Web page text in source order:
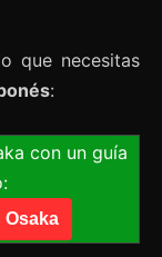
que necesitas
:
con un guía